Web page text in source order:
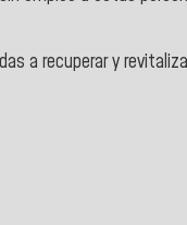
a recuperar y